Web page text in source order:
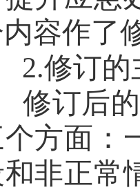
容作了
2.修订
修订后
方面：
和非正常